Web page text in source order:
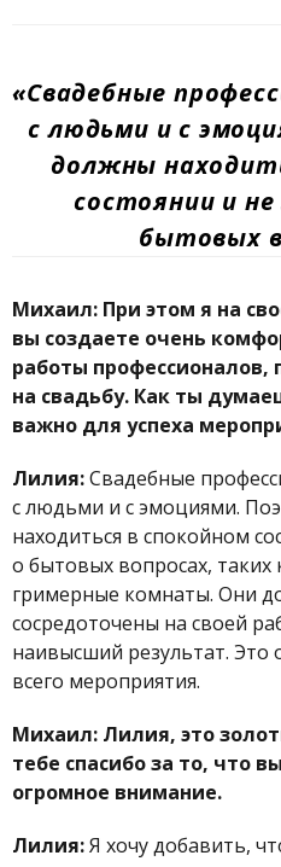
«Свадебные
с людьми и с
должны
состоянии и
бытовых
Михаил: При этом я на
вы создаете очень
работы
на свадьбу. Как ты
важно для успеха
Лилия:Свадебные
с людьми и с эмоциями.
находиться в спокойном
о бытовых вопросах, таких
гримерные комнаты. Они
сосредоточены на своей
наивысший результат. Это
всего мероприятия.
Михаил: Лилия, это
тебе спасибо за то, что
огромное внимание.
Лилия:Я хочу добавить,